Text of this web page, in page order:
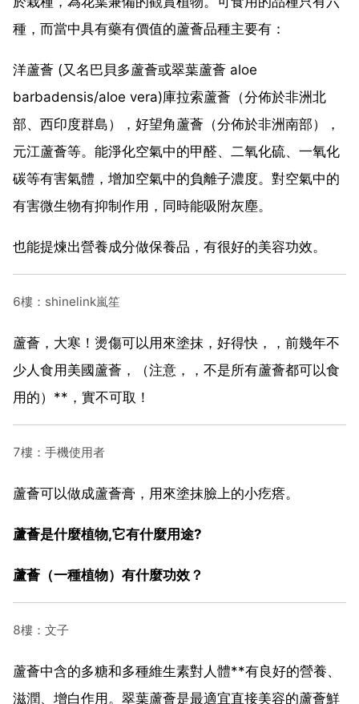
種，而當中具有藥有價值的蘆薈品種主要有：
洋蘆薈 (又名巴貝多蘆薈或翠葉蘆薈 aloe
barbadensis/aloe vera)庫拉索蘆薈（分佈於非洲北
部、西印度群島），好望角蘆薈（分佈於非洲南部），
元江蘆薈等。能淨化空氣中的甲醛、二氧化硫、一氧化
碳等有害氣體，增加空氣中的負離子濃度。對空氣中的
有害微生物有抑制作用，同時能吸附灰塵。
也能提煉出營養成分做保養品，有很好的美容功效。
6樓：shinelink嵐笙
蘆薈，大寒！燙傷可以用來塗抹，好得快，，前幾年不
少人食用美國蘆薈，（注意，，不是所有蘆薈都可以食
用的）**，實不可取！
7樓：手機使用者
蘆薈可以做成蘆薈膏，用來塗抹臉上的小疙瘩。
蘆薈是什麼植物,它有什麼用途?
蘆薈（一種植物）有什麼功效？
8樓：文子
蘆薈中含的多糖和多種維生素對人體**有良好的營養、
滋潤、增白作用。翠葉蘆薈是最適宜直接美容的蘆薈鮮